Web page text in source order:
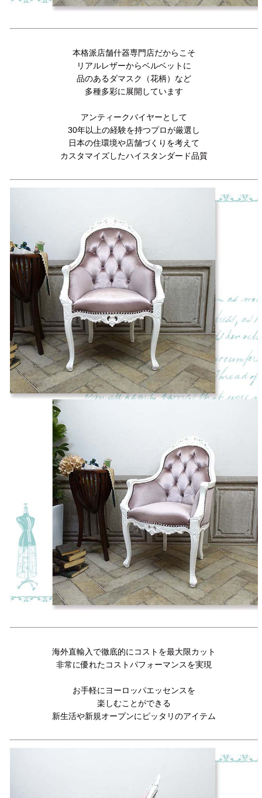
本格派店舗什器専門店だからこそ
リアルレザーからベルベットに
品のあるダマスク（花柄）など
多種多彩に展開しています
アンティークバイヤーとして
30年以上の経験を持つプロが厳選し
日本の住環境や店舗づくりを考えて
カスタマイズしたハイスタンダード品質
海外直輸入で徹底的にコストを最大限カット
非常に優れたコストパフォーマンスを実現
お手軽にヨーロッパエッセンスを
楽しむことができる
新生活や新規オープンにピッタリのアイテム